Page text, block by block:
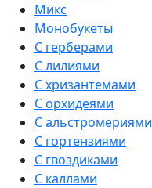
Микс
Монобукеты
С герберами
С лилиями
С хризантемами
С орхидеями
С альстромериями
С гортензиями
С гвоздиками
С каллами